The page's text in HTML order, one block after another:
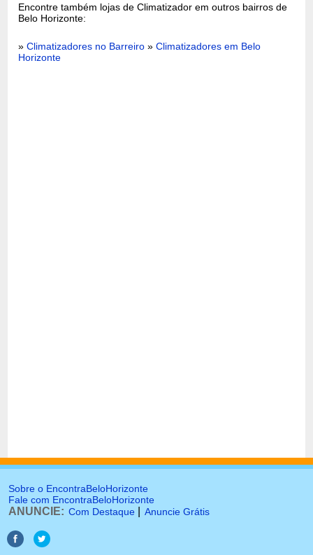
Encontre também lojas de Climatizador em outros bairros de
Belo Horizonte:
»Climatizadores no Barreiro »Climatizadores em Belo
Horizonte
Sobre o EncontraBeloHorizonte
Fale com EncontraBeloHorizonte
ANUNCIE: Com Destaque Anuncie Grátis